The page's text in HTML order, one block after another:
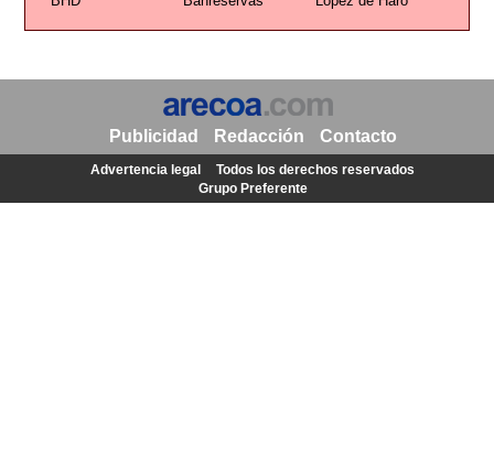
Publicidad Redacción Contacto
Advertencia legal
Todos los derechos reservados
Grupo Preferente